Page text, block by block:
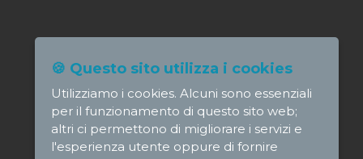
Direttore responsabile: Paola Alagia
direttore@nursindsanita.it
Redazione: redazione@nursindsanita.it
🍪 Questo sito utilizza i cookies
Utilizziamo i cookies. Alcuni sono essenziali
per il funzionamento di questo sito web;
altri ci permettono di migliorare i servizi e
l'esperienza utente oppure di fornire